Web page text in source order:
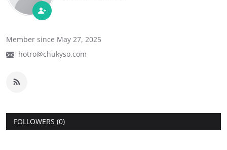
Member since May 27, 2025
hotro@chukyso.com
FOLLOWERS (0)